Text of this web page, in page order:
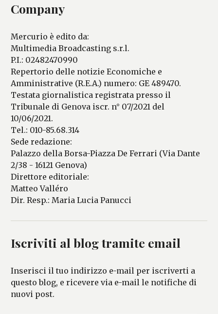
Company
Mercurio è edito da:
Multimedia Broadcasting s.r.l.
P.I.: 02482470990
Repertorio delle notizie Economiche e
Amministrative (R.E.A.) numero: GE 489470.
Testata giornalistica registrata presso il
Tribunale di Genova iscr. n° 07/2021 del
10/06/2021.
Tel.: 010-85.68.314
Sede redazione:
Palazzo della Borsa-Piazza De Ferrari (Via Dante
2/38 - 16121 Genova)
Direttore editoriale:
Matteo Valléro
Dir. Resp.: Maria Lucia Panucci
Iscriviti al blog tramite email
Inserisci il tuo indirizzo e-mail per iscriverti a
questo blog, e ricevere via e-mail le notifiche di
nuovi post.